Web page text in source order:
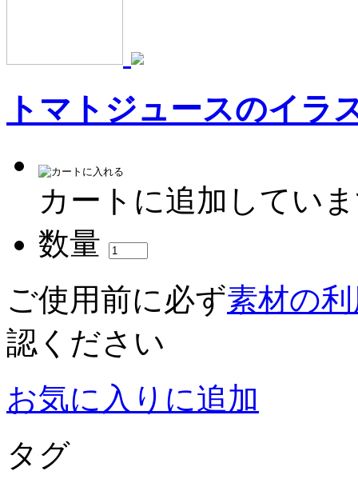
トマトジュースのイラ
カートに追加してい
数量
ご使用前に必ず素材の
認ください
お気に入りに追加
タグ